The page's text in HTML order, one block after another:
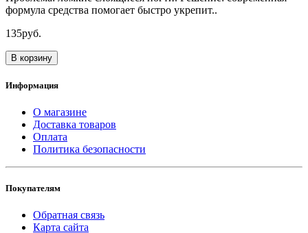
формула средства помогает быстро укрепит..
135руб.
В корзину
Информация
О магазине
Доставка товаров
Оплата
Политика безопасности
Покупателям
Обратная связь
Карта сайта